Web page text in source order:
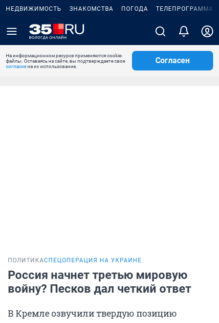
НЕДВИЖИМОСТЬ ЗНАКОМСТВА ПОГОДА ТЕЛЕПРОГРАММА
На информационном ресурсе применяются cookie-
файлы. Оставаясь на сайте, вы подтверждаете свое
согласиена их использование.
Согласен
ПОЛИТИКАСПЕЦОПЕРАЦИЯ НА УКРАИНЕ
Россия начнет третью мировую
войну? Песков дал четкий ответ
В Кремле озвучили твердую позицию